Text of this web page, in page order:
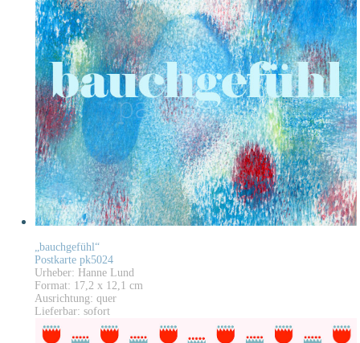
„bauchgefühl“
Postkarte pk5024
Urheber: Hanne Lund
Format: 17,2 x 12,1 cm
Ausrichtung: quer
Lieferbar: sofort